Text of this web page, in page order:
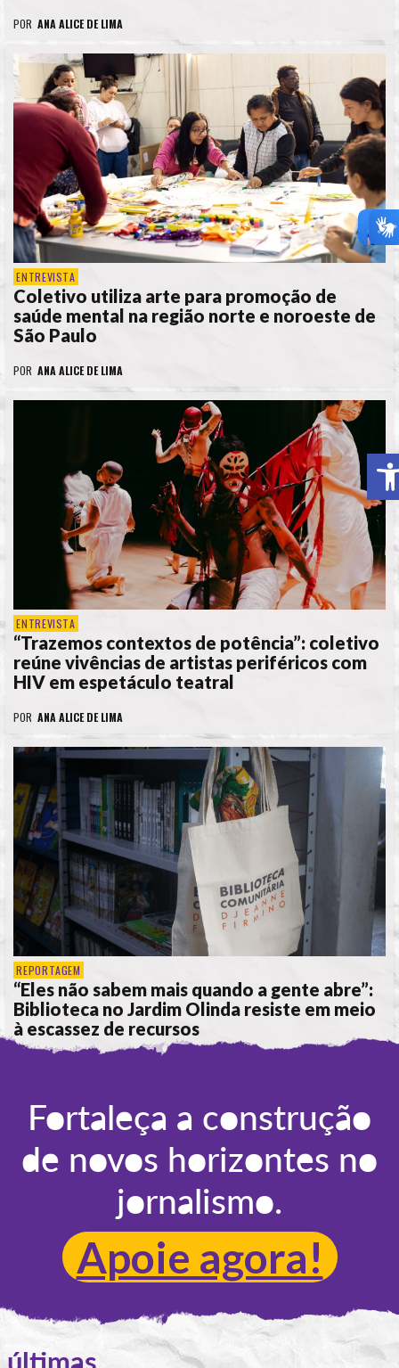
POR ANA ALICE DE LIMA
ENTREVISTA
Coletivo utiliza arte para promoção de
saúde mental na região norte e noroeste de
São Paulo
POR ANA ALICE DE LIMA
ENTREVISTA
“Trazemos contextos de potência”: coletivo
reúne vivências de artistas periféricos com
HIV em espetáculo teatral
POR ANA ALICE DE LIMA
REPORTAGEM
“Eles não sabem mais quando a gente abre”:
Biblioteca no Jardim Olinda resiste em meio
à escassez de recursos
Fortaleça a construção
de novos horizontes no
jornalismo.
Apoie agora!
últimas